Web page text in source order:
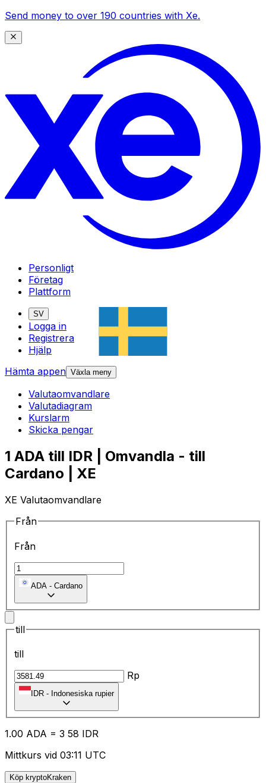
Send money to over 190 countries with Xe.
Personligt
Företag
Plattform
SV
Logga in
Registrera
Hjälp
Hämta appen Växla meny
Valutaomvandlare
Valutadiagram
Kurslarm
Skicka pengar
1 ADA till IDR | Omvandla - till
Cardano | XE
XE Valutaomvandlare
Från
Från
ADA - Cardano
till
till
Rp
IDR - Indonesiska rupier
1.00 ADA = 3 58 IDR
Mittkurs vid 03:11 UTC
Köp kryptoKraken